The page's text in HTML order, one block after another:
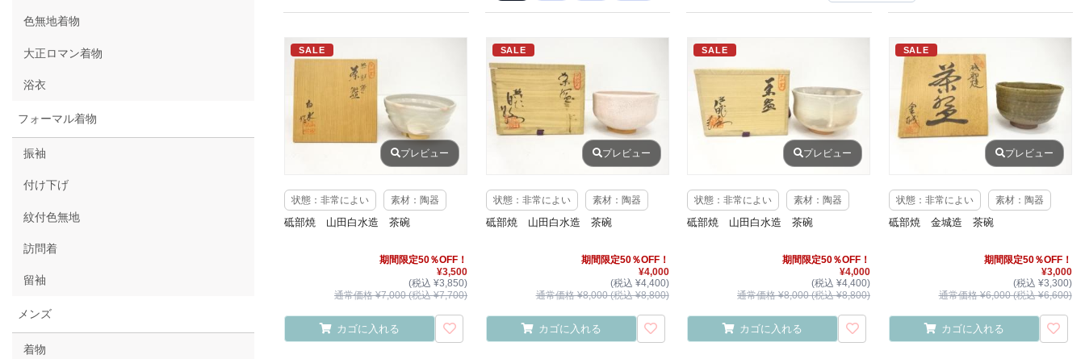
色無地着物
大正ロマン着物
浴衣
フォーマル着物
振袖
付け下げ
紋付色無地
訪問着
留袖
メンズ
着物
SALE
プレビュー
状態：非常によい 素材：陶器
砥部焼 山田白水造 茶碗
期間限定50％OFF！
¥3,500
(税込 ¥3,850)
通常価格 ¥7,000 (税込 ¥7,700)
カゴに入れる
SALE
プレビュー
状態：非常によい 素材：陶器
砥部焼 山田白水造 茶碗
期間限定50％OFF！
¥4,000
(税込 ¥4,400)
通常価格 ¥8,000 (税込 ¥8,800)
カゴに入れる
SALE
プレビュー
状態：非常によい 素材：陶器
砥部焼 山田白水造 茶碗
期間限定50％OFF！
¥4,000
(税込 ¥4,400)
通常価格 ¥8,000 (税込 ¥8,800)
カゴに入れる
SALE
プレビュー
状態：非常によい 素材：陶器
砥部焼 金城造 茶碗
期間限定50％OFF！
¥3,000
(税込 ¥3,300)
通常価格 ¥6,000 (税込 ¥6,600)
カゴに入れる